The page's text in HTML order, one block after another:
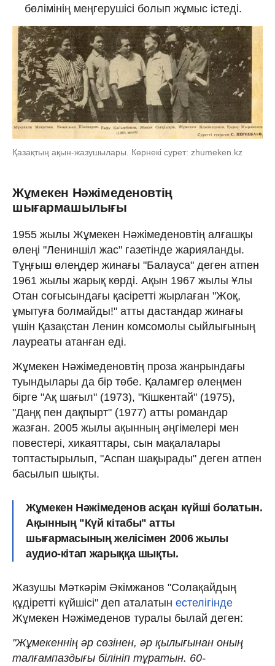
бөлімінің меңгерушісі болып жұмыс істеді.
Қазақтың ақын-жазушылары. Көрнекі сурет: zhumeken.kz
Жұмекен Нәжімеденовтің
шығармашылығы
1955 жылы Жұмекен Нәжімеденовтің алғашқы
өлеңі "Лениншіл жас" газетінде жарияланды.
Тұңғыш өлеңдер жинағы "Балауса" деген атпен
1961 жылы жарық көрді. Ақын 1967 жылы Ұлы
Отан соғысындағы қасіретті жырлаған "Жоқ,
ұмытуға болмайды!" атты дастандар жинағы
үшін Қазақстан Ленин комсомолы сыйлығының
лауреаты атанған еді.
Жұмекен Нәжімеденовтің проза жанрындағы
туындылары да бір төбе. Қаламгер өлеңмен
бірге "Ақ шағыл" (1973), "Кішкентай" (1975),
"Даңқ пен дақпырт" (1977) атты романдар
жазған. 2005 жылы ақынның әңгімелері мен
повестері, хикаяттары, сын мақалалары
топтастырылып, "Аспан шақырады" деген атпен
басылып шықты.
Жұмекен Нәжімеденов асқан күйші болатын.
Ақынның "Күй кітабы" атты
шығармасының желісімен 2006 жылы
аудио-кітап жарыққа шықты.
Жазушы Мәткәрім Әкімжанов "Солақайдың
құдіретті күйшісі" деп аталатын естелігінде
Жұмекен Нәжімеденов туралы былай деген:
"Жұмекеннің әр сөзінен, әр қылығынан оның
талғампаздығы білініп тұратын. 60-